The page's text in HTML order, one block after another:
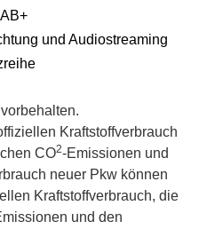
und Audiostreaming
Kraftstoffverbrauch
CO2-Emissionen und
neuer Pkw können
Kraftstoffverbrauch, die
und den